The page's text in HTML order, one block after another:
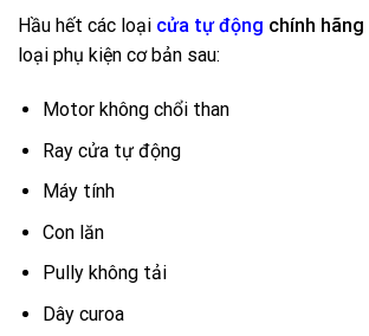
Hầu hết các loại cửa tự động chính hãng
loại phụ kiện cơ bản sau:
Motor không chổi than
Ray cửa tự động
Máy tính
Con lăn
Pully không tải
Dây curoa